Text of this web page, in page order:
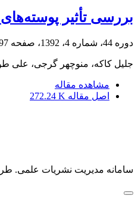
بررسی تأثیر
دوره 44، شماره 4، 1392، صفحه 403
جلیل کاکه، منوچهر گرجی، علی
مشاهده مقاله
اصل مقاله 272.24 K
سامانه مدیریت نشریات علمی.